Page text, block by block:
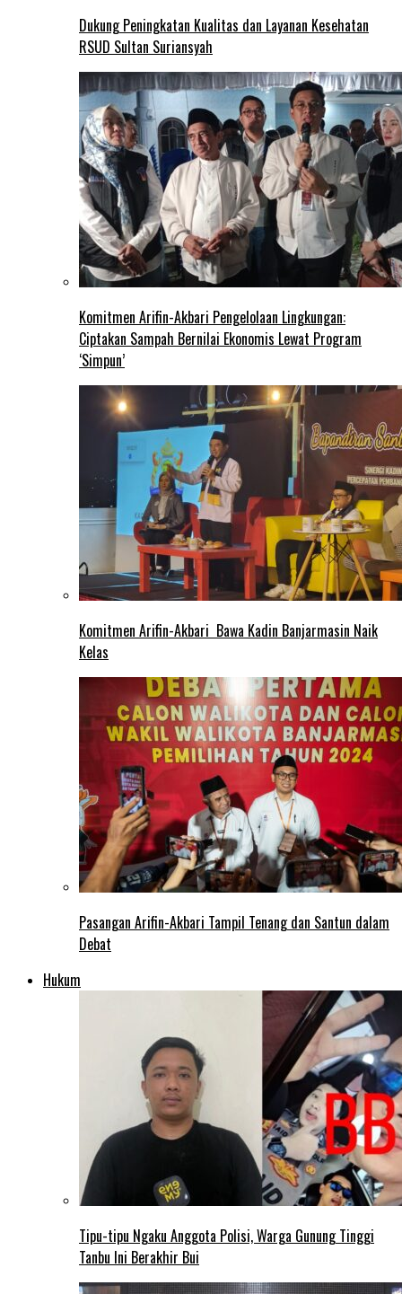
Dukung Peningkatan Kualitas dan Layanan Kesehatan
RSUD Sultan Suriansyah
Komitmen Arifin-Akbari Pengelolaan Lingkungan:
Ciptakan Sampah Bernilai Ekonomis Lewat Program
‘Simpun’
Komitmen Arifin-Akbari Bawa Kadin Banjarmasin Naik
Kelas
Pasangan Arifin-Akbari Tampil Tenang dan Santun dalam
Debat
Hukum
Tipu-tipu Ngaku Anggota Polisi, Warga Gunung Tinggi
Tanbu Ini Berakhir Bui